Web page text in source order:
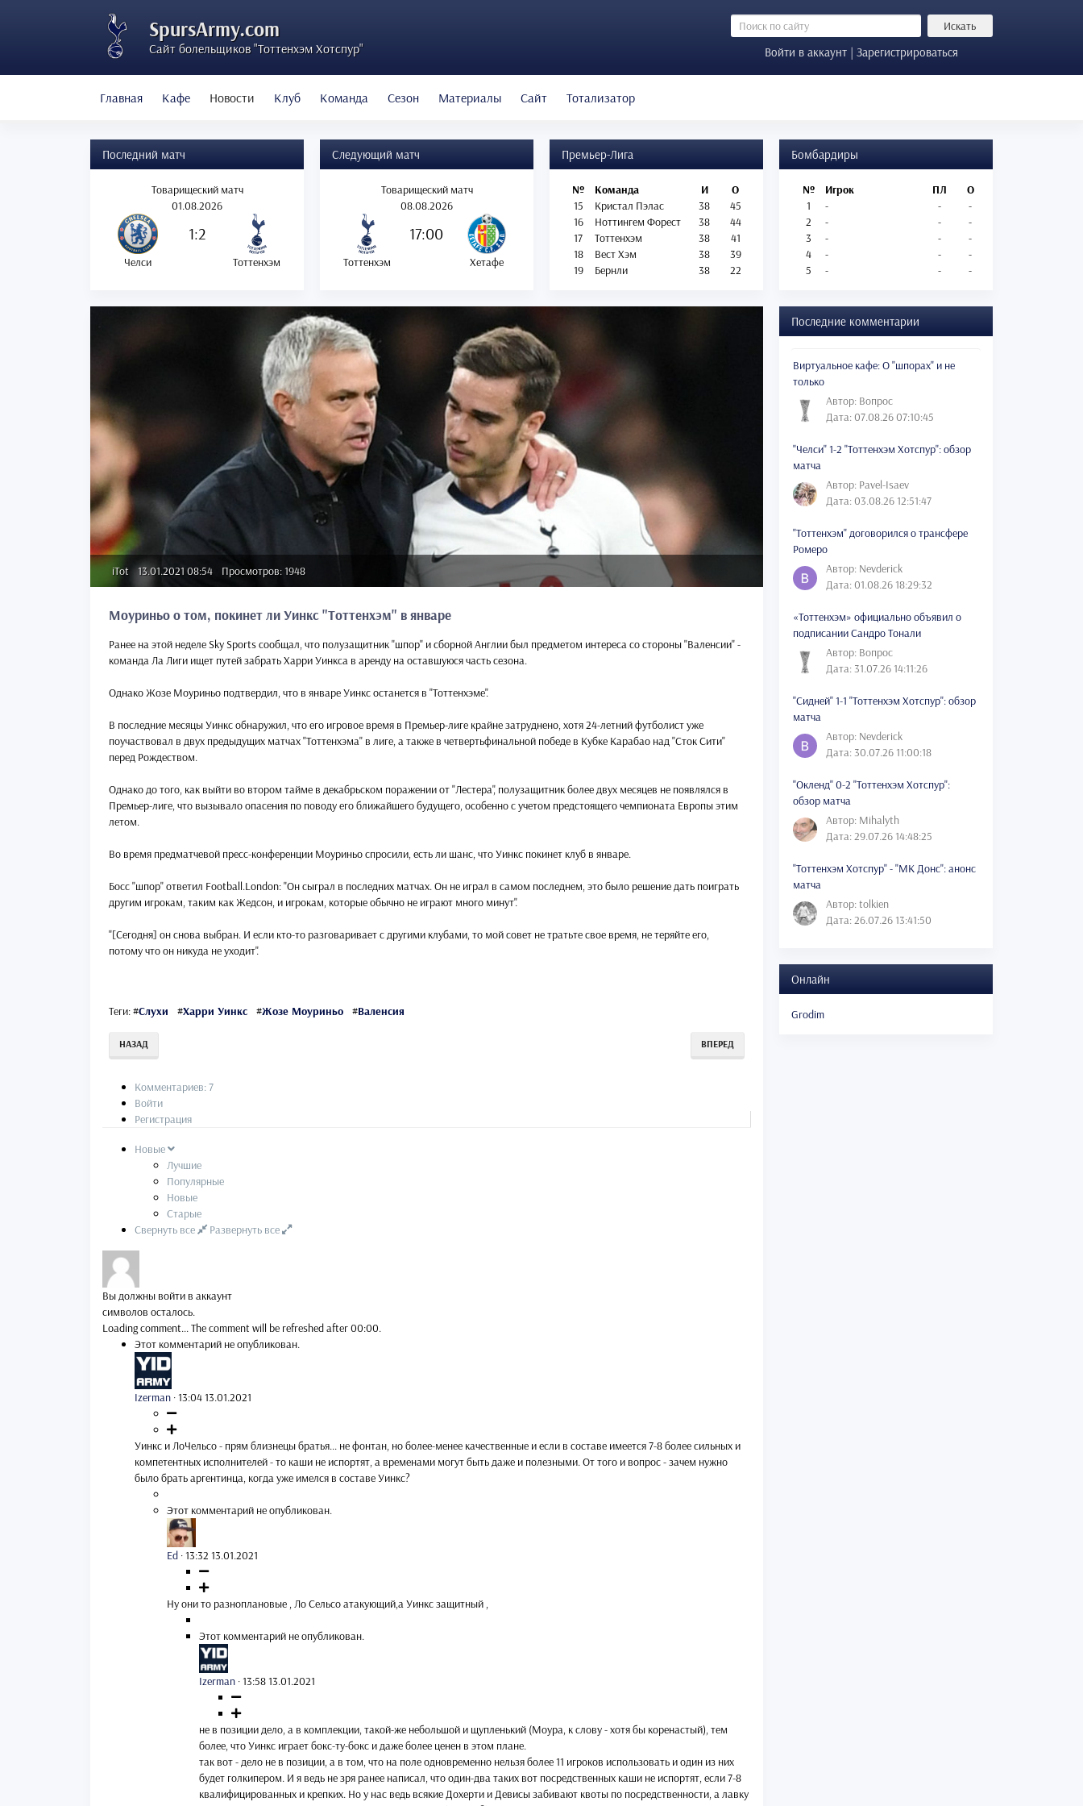
SpursArmy.com
Сайт болельщиков "Тоттенхэм Хотспур"
Искать
Войти в аккаунт | Зарегистрироваться
Главная Кафе Новости Клуб Команда Сезон Материалы Сайт Тотализатор
Последний матч
Товарищеский матч
01.08.2026
1:2
Челси Тоттенхэм
Следующий матч
Товарищеский матч
08.08.2026
17:00
Тоттенхэм Хетафе
Премьер-Лига
№ Команда И
О
15
Кристал Пэлас 38
45
16
Ноттингем Форест 38
44
17
Тоттенхэм 38
41
18
Вест Хэм 38
39
19
Бернли 38 22
Бомбардиры
№ Игрок ПЛ
О
1
- -
-
2
- -
-
3
- -
-
4
- -
-
5
- - -
iTot 13.01.2021 08:54 Просмотров: 1948
Моуриньо о том, покинет ли Уинкс "Тоттенхэм" в январе
Ранее на этой неделе Sky Sports сообщал, что полузащитник "шпор" и сборной Англии был предметом интереса со стороны "Валенсии" -
команда Ла Лиги ищет путей забрать Харри Уинкса в аренду на оставшуюся часть сезона.
Однако Жозе Моуриньо подтвердил, что в январе Уинкс останется в "Тоттенхэме".
В последние месяцы Уинкс обнаружил, что его игровое время в Премьер-лиге крайне затруднено, хотя 24-летний футболист уже
поучаствовал в двух предыдущих матчах "Тоттенхэма" в лиге, а также в четвертьфинальной победе в Кубке Карабао над "Сток Сити"
перед Рождеством.
Однако до того, как выйти во втором тайме в декабрьском поражении от "Лестера", полузащитник более двух месяцев не появлялся в
Премьер-лиге, что вызывало опасения по поводу его ближайшего будущего, особенно с учетом предстоящего чемпионата Европы этим
летом.
Во время предматчевой пресс-конференции Моуриньо спросили, есть ли шанс, что Уинкс покинет клуб в январе.
Босс "шпор" ответил Football.London: "Он сыграл в последних матчах. Он не играл в самом последнем, это было решение дать поиграть
другим игрокам, таким как Жедсон, и игрокам, которые обычно не играют много минут".
"[Сегодня] он снова выбран. И если кто-то разговаривает с другими клубами, то мой совет не тратьте свое время, не теряйте его,
потому что он никуда не уходит".
Теги:#Слухи #Харри Уинкс #Жозе Моуриньо #Валенсия
НАЗАД ВПЕРЕД
Комментариев: 7
Войти
Регистрация
Новые
Лучшие
Популярные
Новые
Старые
Свернуть все
Развернуть все
Вы должны войти в аккаунт
символов осталось.
Loading comment...The comment will be refreshed after00:00.
Этот комментарий не опубликован.
Izerman ·13:04 13.01.2021
Уинкс и ЛоЧельсо - прям близнецы братья... не фонтан, но более-менее качественные и если в составе имеется 7-8 более сильных и
компетентных исполнителей - то каши не испортят, а временами могут быть даже и полезными. От того и вопрос - зачем нужно
было брать аргентинца, когда уже имелся в составе Уинкс?
Этот комментарий не опубликован.
Ed ·13:32 13.01.2021
Ну они то разноплановые , Ло Сельсо атакующий,а Уинкс защитный ,
Этот комментарий не опубликован.
Izerman ·13:58 13.01.2021
не в позиции дело, а в комплекции, такой-же небольшой и щупленький (Моура, к слову - хотя бы коренастый), тем
более, что Уинкс играет бокс-ту-бокс и даже более ценен в этом плане.
так вот - дело не в позиции, а в том, что на поле одновременно нельзя более 11 игроков использовать и один из них
будет голкипером. И я ведь не зря ранее написал, что один-два таких вот посредственных каши не испортят, если 7-8
квалифицированных и крепких. Но у нас ведь всякие Дохерти и Девисы забивают квоты по посредственности, а лавку
Последние комментарии
Виртуальное кафе: О "шпорах" и не
только
Автор: Вопрос
Дата: 07.08.26 07:10:45
"Челси" 1-2 "Тоттенхэм Хотспур": обзор
матча
Автор: Pavel-Isaev
Дата: 03.08.26 12:51:47
"Тоттенхэм" договорился о трансфере
Ромеро
Автор: Nevderick
Дата: 01.08.26 18:29:32
«Тоттенхэм» официально объявил о
подписании Сандро Тонали
Автор: Вопрос
Дата: 31.07.26 14:11:26
"Сидней" 1-1 "Тоттенхэм Хотспур": обзор
матча
Автор: Nevderick
Дата: 30.07.26 11:00:18
"Окленд" 0-2 "Тоттенхэм Хотспур":
обзор матча
Автор: Mihalyth
Дата: 29.07.26 14:48:25
"Тоттенхэм Хотспур" - "МК Донс": анонс
матча
Автор: tolkien
Дата: 26.07.26 13:41:50
Онлайн
Grodim